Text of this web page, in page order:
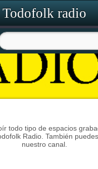
Todofolk radio
todo tipo de espacios
Radio. También
nuestro canal.